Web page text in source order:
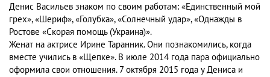
Денис Васильев знаком по своим работам: «Единственный мой
грех», «Шериф», «Голубка», «Солнечный удар», «Однажды в
Ростове «Скорая помощь (Украина)».
Женат на актрисе Ирине Таранник. Они познакомились, когда
вместе учились в «Щепке». В июле 2014 года пара официально
оформила свои отношения. 7 октября 2015 года у Дениса и